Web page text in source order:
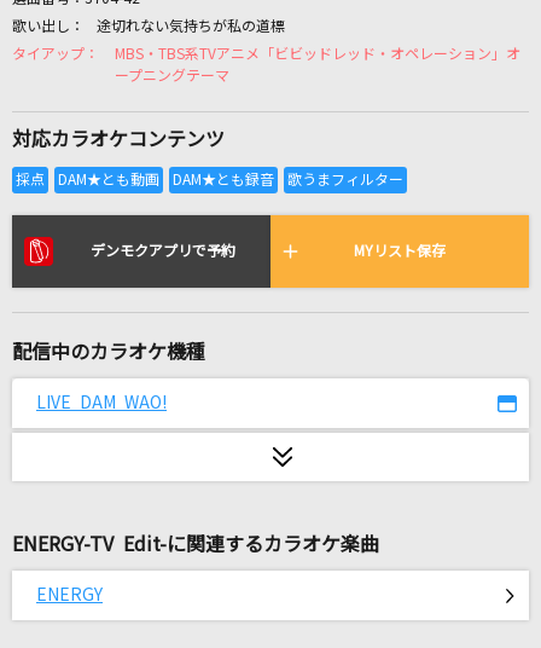
カラオケリクエスト
全国りれき
リアルタイムで歌われている曲の一覧
桜が降る夜は
朧
やさしさで溢れるように
ルカルカ★ナイトフィーバー
途切れない気持ちが私の道標
MBS・TBS系TVアニメ「ビビッドレッド・オペレーション」オ
ープニングテーマ
対応カラオケコンテンツ
デンモクアプリで予約 MYリスト保存
配信中のカラオケ機種
LIVE DAM WAO!
ENERGY-TV Edit-に関連するカラオケ楽曲
ENERGY